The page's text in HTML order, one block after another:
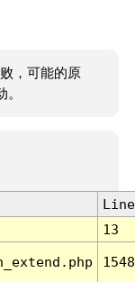
，可能的原
Line
13
1548